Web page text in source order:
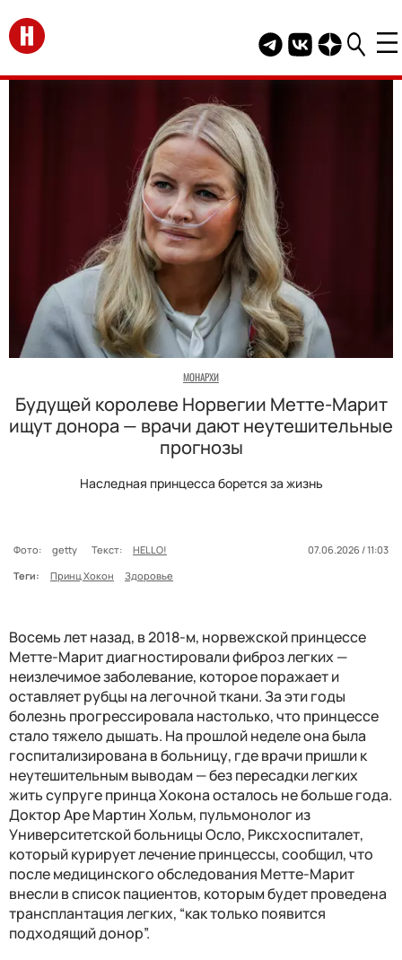
Перейти на главную
Telegram канал
Группа HELLO
Канал
МОНАРХИ
Будущей королеве Норвегии Метте-Марит
ищут донора — врачи дают неутешительные
прогнозы
Наследная принцесса борется за жизнь
Фото: getty Текст: HELLO!
07.06.2026 / 11:03
Теги:
Принц Хокон Здоровье
Восемь лет назад, в 2018-м, норвежской принцессе
Метте-Марит диагностировали фиброз легких —
неизлечимое заболевание, которое поражает и
оставляет рубцы на легочной ткани. За эти годы
болезнь прогрессировала настолько, что принцессе
стало тяжело дышать. На прошлой неделе она была
госпитализирована в больницу, где врачи пришли к
неутешительным выводам — без пересадки легких
жить супруге принца Хокона осталось не больше года.
Доктор Аре Мартин Хольм, пульмонолог из
Университетской больницы Осло, Риксхоспиталет,
который курирует лечение принцессы, сообщил, что
после медицинского обследования Метте-Марит
внесли в список пациентов, которым будет проведена
трансплантация легких, “как только появится
подходящий донор”.